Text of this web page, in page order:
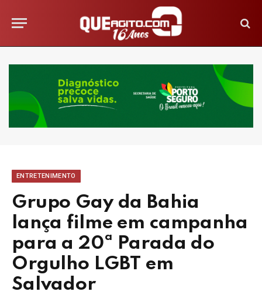
ENTRETENIMENTO
Grupo Gay da Bahia
lança filme em campanha
para a 20ª Parada do
Orgulho LGBT em
Salvador